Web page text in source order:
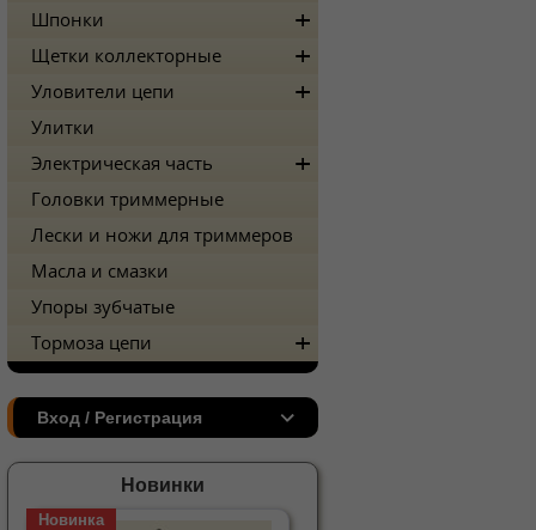
Шпонки
Щетки коллекторные
Уловители цепи
Улитки
Электрическая часть
Головки триммерные
Лески и ножи для триммеров
Масла и смазки
Упоры зубчатые
Тормоза цепи
Вход / Регистрация
Новинки
Новинка